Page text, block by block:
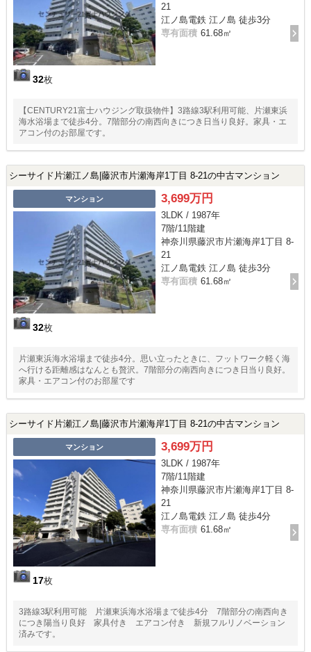
32枚
21
江ノ島電鉄 江ノ島 徒歩3分
専有面積 61.68㎡
【CENTURY21富士ハウジング取扱物件】3路線3駅利用可能、片瀬東浜
海水浴場まで徒歩4分。7階部分の南西向きにつき日当り良好。家具・エ
アコン付のお部屋です。
シーサイド片瀬江ノ島|藤沢市片瀬海岸1丁目 8-21の中古マンション
マンション
32枚
3,699万円
3LDK / 1987年
7階/11階建
神奈川県藤沢市片瀬海岸1丁目 8-
21
江ノ島電鉄 江ノ島 徒歩3分
専有面積 61.68㎡
片瀬東浜海水浴場まで徒歩4分。思い立ったときに、フットワーク軽く海
へ行ける距離感はなんとも贅沢。7階部分の南西向きにつき日当り良好。
家具・エアコン付のお部屋です
シーサイド片瀬江ノ島|藤沢市片瀬海岸1丁目 8-21の中古マンション
マンション
17枚
3,699万円
3LDK / 1987年
7階/11階建
神奈川県藤沢市片瀬海岸1丁目 8-
21
江ノ島電鉄 江ノ島 徒歩4分
専有面積 61.68㎡
3路線3駅利用可能 片瀬東浜海水浴場まで徒歩4分 7階部分の南西向き
につき陽当り良好 家具付き エアコン付き 新規フルリノベーション
済みです。